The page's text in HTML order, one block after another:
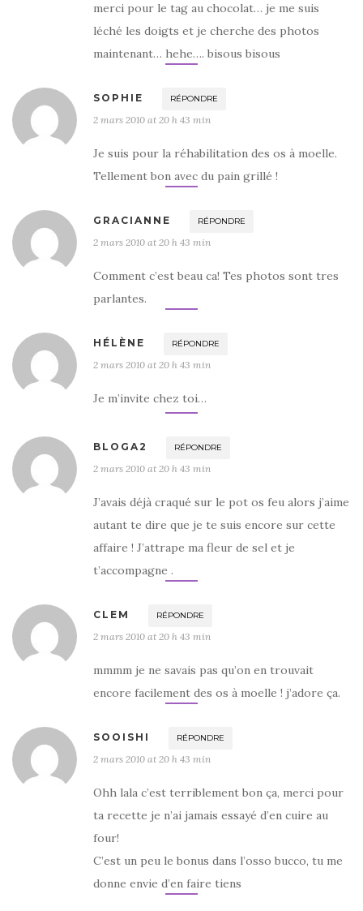
merci pour le tag au chocolat… je me suis
léché les doigts et je cherche des photos
maintenant… hehe…. bisous bisous
SOPHIE RÉPONDRE
2 mars 2010 at 20 h 43 min
Je suis pour la réhabilitation des os à moelle.
Tellement bon avec du pain grillé !
GRACIANNE RÉPONDRE
2 mars 2010 at 20 h 43 min
Comment c’est beau ca! Tes photos sont tres
parlantes.
HÉLÈNE RÉPONDRE
2 mars 2010 at 20 h 43 min
Je m’invite chez toi…
BLOGA2 RÉPONDRE
2 mars 2010 at 20 h 43 min
J’avais déjà craqué sur le pot os feu alors j’aime
autant te dire que je te suis encore sur cette
affaire ! J’attrape ma fleur de sel et je
t’accompagne .
CLEM RÉPONDRE
2 mars 2010 at 20 h 43 min
mmmm je ne savais pas qu’on en trouvait
encore facilement des os à moelle ! j’adore ça.
SOOISHI RÉPONDRE
2 mars 2010 at 20 h 43 min
Ohh lala c’est terriblement bon ça, merci pour
ta recette je n’ai jamais essayé d’en cuire au
four!
C’est un peu le bonus dans l’osso bucco, tu me
donne envie d’en faire tiens